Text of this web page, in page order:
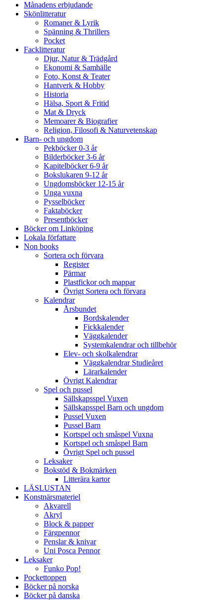
Månadens erbjudande
Skönlitteratur
Romaner & Lyrik
Spänning & Thrillers
Pocket
Facklitteratur
Djur, Natur & Trädgård
Ekonomi & Samhälle
Foto, Konst & Teater
Hantverk & Hobby
Historia
Hälsa, Sport & Fritid
Mat & Dryck
Memoarer & Biografier
Religion, Filosofi & Naturvetenskap
Barn- och ungdom
Pekböcker 0-3 år
Bilderböcker 3-6 år
Kapitelböcker 6-9 år
Bokslukaren 9-12 år
Ungdomsböcker 12-15 år
Unga vuxna
Pysselböcker
Faktaböcker
Presentböcker
Böcker om Linköping
Lokala författare
Non books
Sortera och förvara
Register
Pärmar
Plastfickor och mappar
Övrigt Sortera och förvara
Kalendrar
Årsbundet
Bordskalender
Fickkalender
Väggkalender
Systemkalendrar och tillbehör
Elev- och skolkalendrar
Väggkalendrar Studieåret
Lärarkalender
Övrigt Kalendrar
Spel och pussel
Sällskapsspel Vuxen
Sällskapsspel Barn och ungdom
Pussel Vuxen
Pussel Barn
Kortspel och småspel Vuxna
Kortspel och småspel Barn
Övrigt Spel och pussel
Leksaker
Bokstöd & Bokmärken
Litterära kartor
LÄSLUSTAN
Konstnärsmateriel
Akvarell
Akryl
Block & papper
Färgpennor
Penslar & knivar
Uni Posca Pennor
Leksaker
Funko Pop!
Pockettoppen
Böcker på norska
Böcker på danska